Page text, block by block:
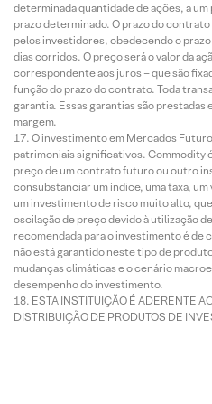
determinada quantidade de ações, a
prazo determinado. O prazo do
pelos investidores, obedecendo o prazo
dias corridos. O preço será o valor da
correspondente aos juros – que são
função do prazo do contrato. Toda
garantia. Essas garantias são prestadas
margem.
O investimento em Mercados
patrimoniais significativos. Commodity
preço de um contrato futuro ou outro
consubstanciar um índice, uma taxa,
um investimento de risco muito alto,
oscilação de preço devido à utilização
recomendada para o investimento é de
não está garantido neste tipo de
mudanças climáticas e o cenário
desempenho do investimento.
ESTA INSTITUIÇÃO É ADERENTE
DISTRIBUIÇÃO DE PRODUTOS DE